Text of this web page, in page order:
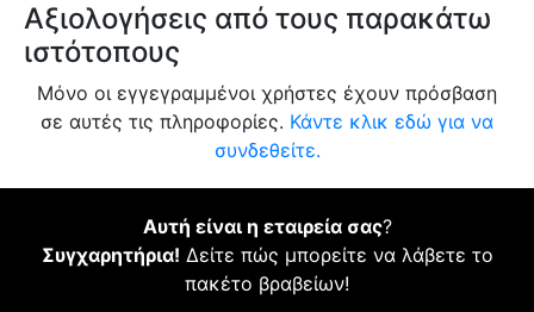
Αξιολογήσεις από τους παρακάτω
ιστότοπους
Μόνο οι εγγεγραμμένοι χρήστες έχουν πρόσβαση
σε αυτές τις πληροφορίες. Κάντε κλικ εδώ για να
συνδεθείτε.
Αυτή είναι η εταιρεία σας?
Συγχαρητήρια! Δείτε πώς μπορείτε να λάβετε το
πακέτο βραβείων!